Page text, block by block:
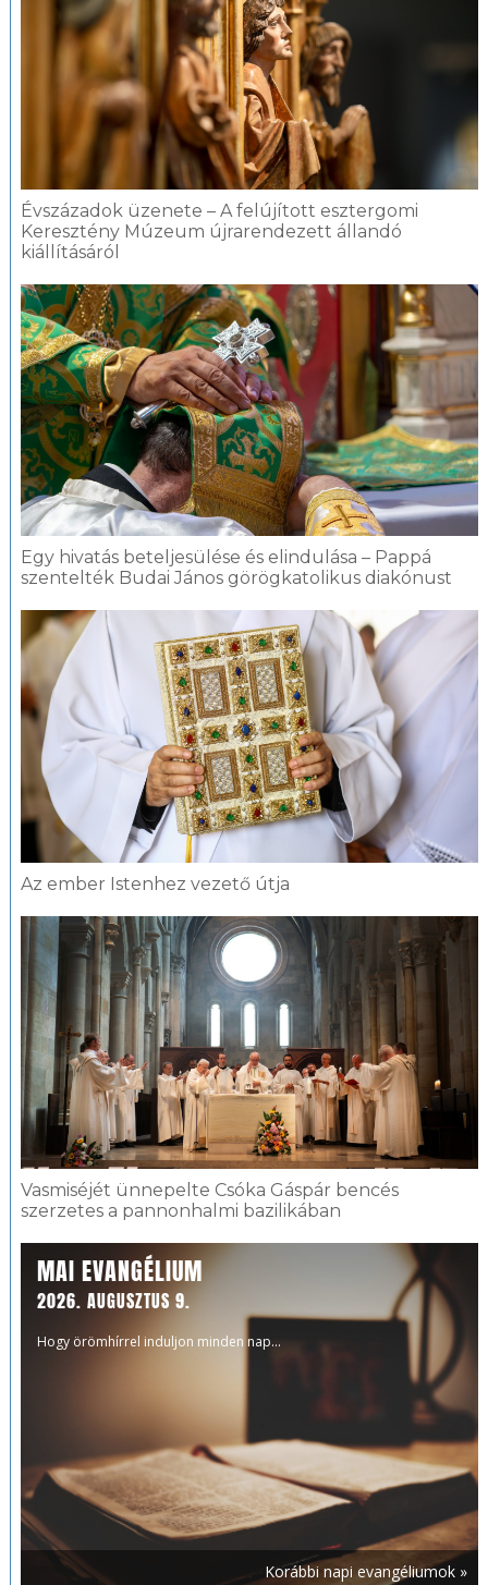
Évszázadok üzenete – A felújított esztergomi
Keresztény Múzeum újrarendezett állandó
kiállításáról
Egy hivatás beteljesülése és elindulása – Pappá
szentelték Budai János görögkatolikus diakónust
Az ember Istenhez vezető útja
Vasmiséjét ünnepelte Csóka Gáspár bencés
szerzetes a pannonhalmi bazilikában
MAI EVANGÉLIUM
2026. AUGUSZTUS 9.
Hogy örömhírrel induljon minden nap...
Korábbi napi evangéliumok »